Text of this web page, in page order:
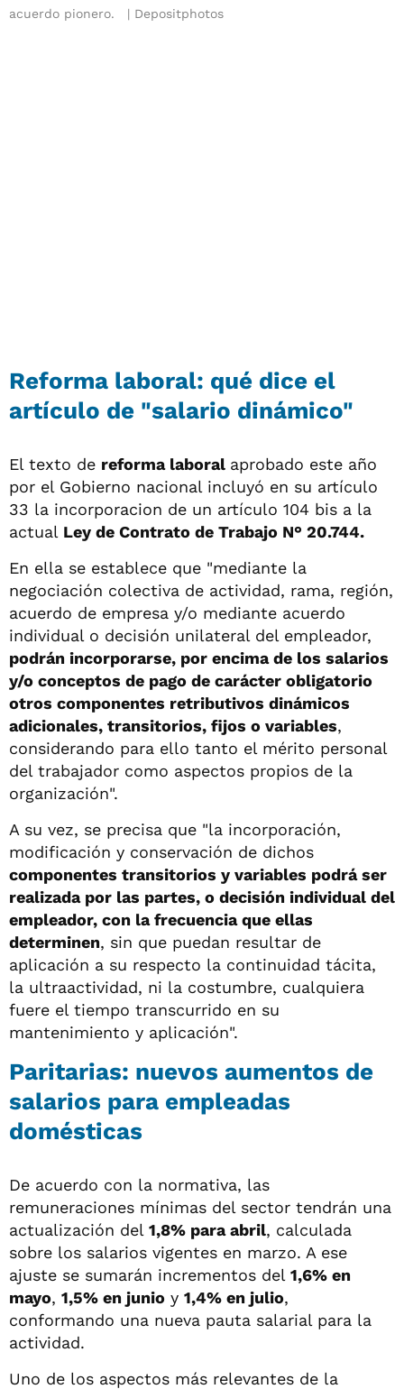
acuerdo pionero. Depositphotos
Reforma laboral: qué dice el
artículo de "salario dinámico"
El texto de reforma laboral aprobado este año
por el Gobierno nacional incluyó en su artículo
33 la incorporacion de un artículo 104 bis a la
actual Ley de Contrato de Trabajo N° 20.744.
En ella se establece que "mediante la
negociación colectiva de actividad, rama, región,
acuerdo de empresa y/o mediante acuerdo
individual o decisión unilateral del empleador,
podrán incorporarse, por encima de los salarios
y/o conceptos de pago de carácter obligatorio
otros componentes retributivos dinámicos
adicionales, transitorios, fijos o variables,
considerando para ello tanto el mérito personal
del trabajador como aspectos propios de la
organización".
A su vez, se precisa que "la incorporación,
modificación y conservación de dichos
componentes transitorios y variables podrá ser
realizada por las partes, o decisión individual del
empleador, con la frecuencia que ellas
determinen, sin que puedan resultar de
aplicación a su respecto la continuidad tácita,
la ultraactividad, ni la costumbre, cualquiera
fuere el tiempo transcurrido en su
mantenimiento y aplicación".
Paritarias: nuevos aumentos de
salarios para empleadas
domésticas
De acuerdo con la normativa, las
remuneraciones mínimas del sector tendrán una
actualización del 1,8% para abril, calculada
sobre los salarios vigentes en marzo. A ese
ajuste se sumarán incrementos del 1,6% en
mayo, 1,5% en junio y 1,4% en julio,
conformando una nueva pauta salarial para la
actividad.
Uno de los aspectos más relevantes de la